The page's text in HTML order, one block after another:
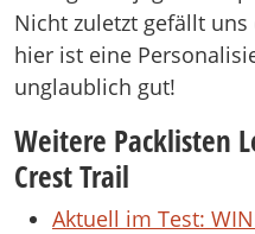
Nicht zuletzt gefällt uns
hier ist eine
unglaublich gut!
Weitere Packlisten
Crest Trail
Aktuell im Test: